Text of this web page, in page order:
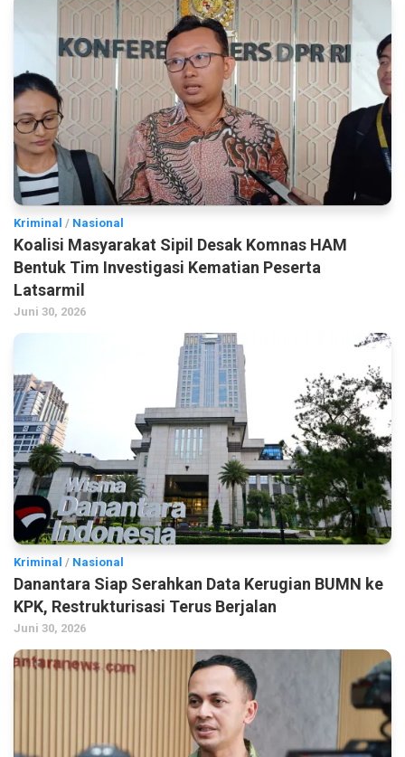
Kriminal / Nasional
Koalisi Masyarakat Sipil Desak Komnas HAM
Bentuk Tim Investigasi Kematian Peserta
Latsarmil
Juni 30, 2026
Kriminal / Nasional
Danantara Siap Serahkan Data Kerugian BUMN ke
KPK, Restrukturisasi Terus Berjalan
Juni 30, 2026